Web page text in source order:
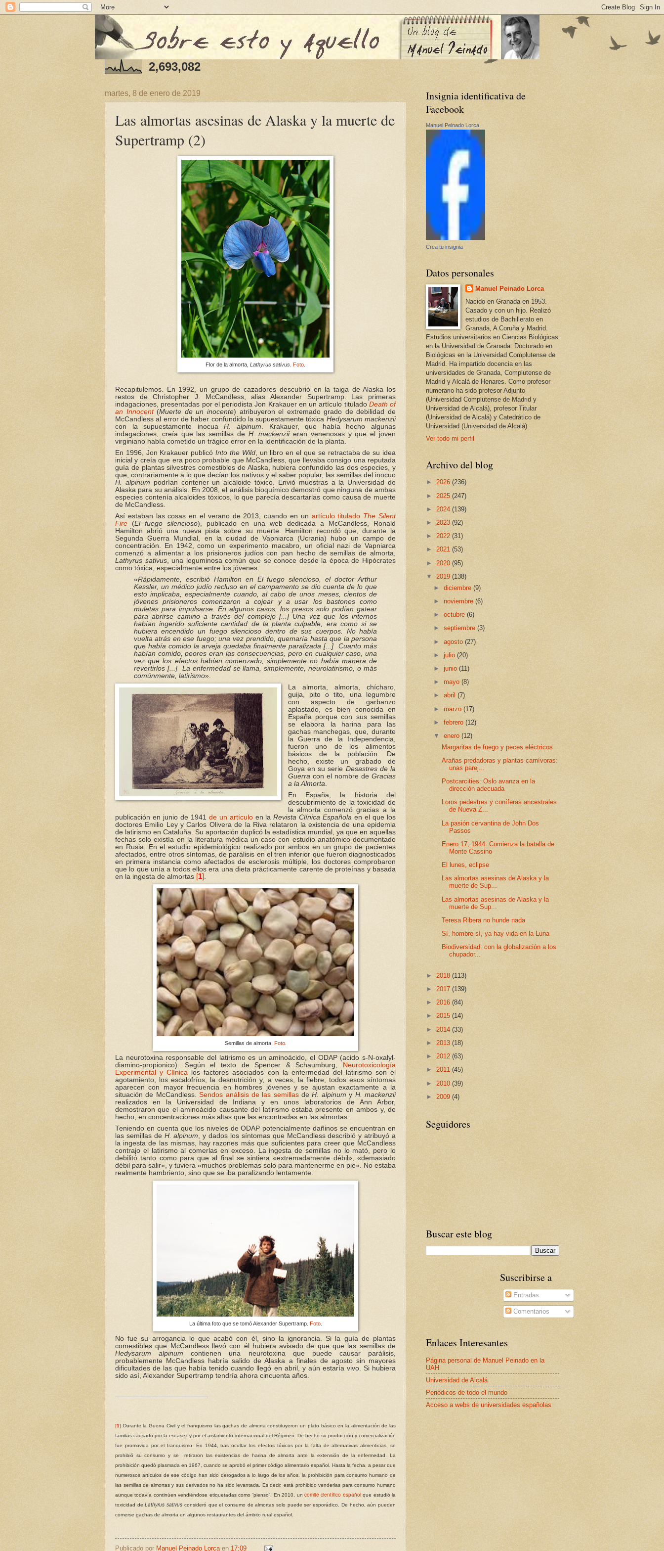
2,693,082
martes, 8 de enero de 2019
Las almortas asesinas de Alaska y la muerte de
Supertramp (2)
Flor de la almorta, Lathyrus sativus Foto
Recapitulemos. En 1992, un grupo de cazadores descubrió en la taiga de Alaska los
restos de Christopher J. McCandless, alias Alexander Supertramp. Las primeras
indagaciones, presentadas por el periodista Jon Krakauer en un artículo titulado Death of
an Innocent(Muerte de un inocente) atribuyeron el extremado grado de debilidad de
McCandless al error de haber confundido la supuestamente tóxica Hedysarum mackenzii
con la supuestamente inocuaH. alpinum . Krakauer, que había hecho algunas
indagaciones, creía que las semillas de H. mackenziieran venenosas y que el joven
virginiano había cometido un trágico error en la identificación de la planta.
En 1996, Jon Krakauer publicóInto the Wild, un libro en el que se retractaba de su idea
inicial y creía que era poco probable que McCandless, que llevaba consigo una reputada
guía de plantas silvestres comestibles de Alaska, hubiera confundido las dos especies, y
que, contrariamente a lo que decían los nativos y el saber popular, las semillas del inocuo
H. alpinum podrían contener un alcaloide tóxico. Envió muestras a la Universidad de
Alaska para su análisis. En 2008, el análisis bioquímico demostró que ninguna de ambas
especies contenía alcaloides tóxicos, lo que parecía descartarlas como causa de muerte
de McCandless.
Así estaban las cosas en el verano de 2013, cuando en un artículo titulado The Silent
Fire
(El fuego silencioso), publicado en una web dedicada a McCandless, Ronald
Hamilton abrió una nueva pista sobre su muerte. Hamilton recordó que, durante la
Segunda Guerra Mundial, en la ciudad de Vapniarca (Ucrania) hubo un campo de
concentración. En 1942, como un experimento macabro, un oficial nazi de Vapniarca
comenzó a alimentar a los prisioneros judíos con pan hecho de semillas de almorta,
Lathyrus sativus, una leguminosa común que se conoce desde la época de Hipócrates
como tóxica, especialmente entre los jóvenes.
«Rápidamente, escribió Hamilton en El fuego silencioso,el doctor Arthur
Kessler, un médico judío recluso en el campamento se dio cuenta de lo que
esto implicaba, especialmente cuando, al cabo de unos meses, cientos de
jóvenes prisioneros comenzaron a cojear y a usar los bastones como
muletas para impulsarse. En algunos casos, los presos solo podían gatear
para abrirse camino a través del complejo [...] Una vez que los internos
habían ingerido suficiente cantidad de la planta culpable, era como si se
hubiera encendido un fuego silencioso dentro de sus cuerpos. No había
vuelta atrás en ese fuego; una vez prendido, quemaría hasta que la persona
que había comido la arveja quedaba finalmente paralizada [...]
Cuanto más
habían comido, peores eran las consecuencias, pero en cualquier caso, una
vez que los efectos habían comenzado, simplemente no había manera de
revertirlos [...]
La enfermedad se llama, simplemente, neurolatirismo, o más
comúnmente, latirismo».
La almorta, almorta, chícharo,
guija, pito o tito, una legumbre
con aspecto de garbanzo
aplastado, es bien conocida en
España porque con sus semillas
se elabora la harina para las
gachas manchegas, que, durante
la Guerra de la Independencia,
fueron uno de los alimentos
básicos de la población. De
hecho, existe un grabado de
Goya en su serie Desastres de la
Guerra con el nombre de Gracias
a la Almorta
En España, la historia del
descubrimiento de la toxicidad de
la almorta comenzó gracias a la
publicación en junio de 1941 de un artículoen laRevista Clínica Española en el que los
doctores Emilio Ley y Carlos Olivera de la Riva relataron la existencia de una epidemia
de latirismo en Cataluña. Su aportación duplicó la estadística mundial, ya que en aquellas
fechas solo existía en la literatura médica un caso con estudio anatómico documentado
en Rusia. En el estudio epidemiológico realizado por ambos en un grupo de pacientes
afectados, entre otros síntomas, de parálisis en el tren inferior que fueron diagnosticados
en primera instancia como afectados de esclerosis múltiple, los doctores comprobaron
que lo que unía a todos ellos era una dieta prácticamente carente de proteínas y basada
en la ingesta de almortas [1]
Semillas de almorta. Foto.
La neurotoxina responsable del latirismo es un aminoácido, el ODAP (acido s-N-oxalyl-
diamino-propionico). Según el texto de Spencer & Schaumburg,
Neurotoxicología
Experimental y Clínica los factores asociados con la enfermedad del latirismo son el
agotamiento, los escalofríos, la desnutrición y, a veces, la fiebre; todos esos síntomas
aparecen con mayor frecuencia en hombres jóvenes y se ajustan exactamente a la
situación de McCandless.Sendos análisis de las semillasdeH. alpinum y H. mackenzii
realizados en la Universidad de Indiana y en unos laboratorios de Ann Arbor,
demostraron que el aminoácido causante del latirismo estaba presente en ambos y, de
hecho, en concentraciones más altas que las encontradas en las almortas.
Teniendo en cuenta que los niveles de ODAP potencialmente dañinos se encuentran en
las semillas de H. alpinum, y dados los síntomas que McCandless describió y atribuyó a
la ingesta de las mismas, hay razones más que suficientes para creer que McCandless
contrajo el latirismo al comerlas en exceso. La ingesta de semillas no lo mató, pero lo
debilitó tanto como para que al final se sintiera «extremadamente débil», «demasiado
débil para salir», y tuviera «muchos problemas solo para mantenerme en pie». No estaba
realmente hambriento, sino que se iba paralizando lentamente.
La última foto que se tomó Alexander Supertramp. Foto.
No fue su arrogancia lo que acabó con él, sino la ignorancia. Si la guía de plantas
comestibles que McCandless llevó con él hubiera avisado de que que las semillas de
Hedysarum alpinum contienen una neurotoxina que puede causar parálisis,
probablemente McCandless habría salido de Alaska a finales de agosto sin mayores
dificultades de las que había tenido cuando llegó en abril, y aún estaría vivo. Si hubiera
sido así, Alexander Supertramp tendría ahora cincuenta años.
[1] Durante la Guerra Civil y el franquismo las gachas de almorta constituyeron un plato básico en la alimentación de las
familias causado por la escasez y por el aislamiento internacional del Régimen. De hecho su producción y comercialización
fue promovida por el franquismo. En 1944, tras ocultar los efectos tóxicos por la falta de alternativas alimenticias, se
prohibió su consumo y se retiraron las existencias de harina de almorta ante la extensión de la enfermedad. La
prohibición quedó plasmada en 1967, cuando se aprobó el primer código alimentario español. Hasta la fecha, a pesar que
numerosos artículos de ese código han sido derogados a lo largo de los años, la prohibición para consumo humano de
las semillas de almortas y sus derivados no ha sido levantada. Es decir, está prohibido venderlas para consumo humano
aunque todavía continúen vendiéndose etiquetadas como “pienso”. En 2010, un comité científico español que estudió la
toxicidad deLathyrus sativus consideró que el consumo de almortas solo puede ser esporádico. De hecho, aún pueden
comerse gachas de almorta en algunos restaurantes del ámbito rural español.
Publicado por Manuel Peinado Lorca en 17:09
Insignia identificativa de
Facebook
Manuel Peinado Lorca
Crea tu insignia
Datos personales
Manuel Peinado Lorca
Nacido en Granada en 1953.
Casado y con un hijo. Realizó
estudios de Bachillerato en
Granada, A Coruña y Madrid.
Estudios universitarios en Ciencias Biológicas
en la Universidad de Granada. Doctorado en
Biológicas en la Universidad Complutense de
Madrid. Ha impartido docencia en las
universidades de Granada, Complutense de
Madrid y Alcalá de Henares. Como profesor
numerario ha sido profesor Adjunto
(Universidad Complutense de Madrid y
Universidad de Alcalá), profesor Titular
(Universidad de Alcalá) y Catedrático de
Universidad (Universidad de Alcalá).
Ver todo mi perfil
Archivo del blog
► 2026 (236)
► 2025 (247)
► 2024 (139)
► 2023 (92)
► 2022 (31)
► 2021 (53)
► 2020 (95)
▼ 2019 (138)
►diciembre(9)
► noviembre(6)
►octubre(6)
►septiembre(3)
►agosto(27)
►julio(20)
►junio(11)
►mayo(8)
►abril(7)
►marzo(17)
►febrero(12)
▼enero(12)
Margaritas de fuego y peces eléctricos
Arañas predadoras y plantas carnívoras:
unas parej...
Postcarcities: Oslo avanza en la
dirección adecuada
Loros pedestres y coníferas ancestrales
de Nueva Z...
La pasión cervantina de John Dos
Passos
Enero 17, 1944: Comienza la batalla de
Monte Cassino
El lunes, eclipse
Las almortas asesinas de Alaska y la
muerte de Sup...
Las almortas asesinas de Alaska y la
muerte de Sup...
Teresa Ribera no hunde nada
Sí, hombre sí, ya hay vida en la Luna
Biodiversidad: con la globalización a los
chupador...
► 2018 (113)
► 2017 (139)
► 2016 (84)
► 2015 (14)
► 2014 (33)
► 2013 (18)
► 2012 (63)
► 2011 (45)
► 2010 (39)
► 2009 (4)
Seguidores
Buscar este blog
Suscribirse a
Entradas
Comentarios
Enlaces Interesantes
Página personal de Manuel Peinado en la
UAH
Universidad de Alcalá
Periódicos de todo el mundo
Acceso a webs de universidades españolas